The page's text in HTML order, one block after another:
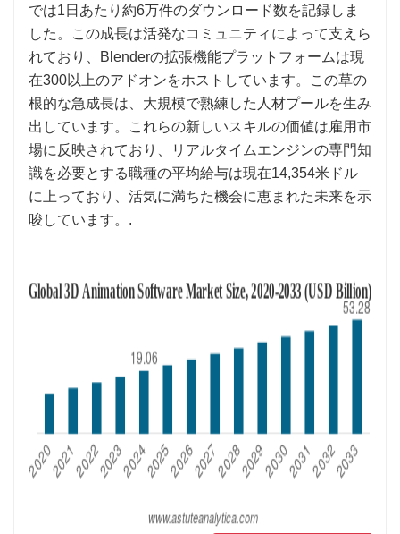
では1日あたり約6万件のダウンロード数を記録しま
した。この成長は活発なコミュニティによって支えら
れており、Blenderの拡張機能プラットフォームは現
在300以上のアドオンをホストしています。この草の
根的な急成長は、大規模で熟練した人材プールを生み
出しています。これらの新しいスキルの価値は雇用市
場に反映されており、リアルタイムエンジンの専門知
識を必要とする職種の平均給与は現在14,354米ドル
に上っており、活気に満ちた機会に恵まれた未来を示
唆しています。.